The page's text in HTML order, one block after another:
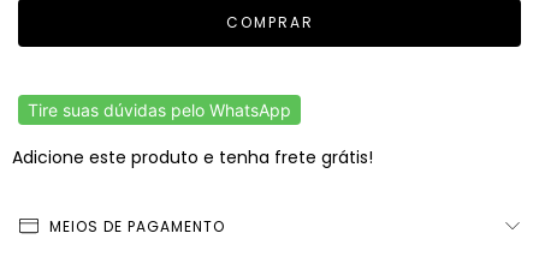
Tire suas dúvidas pelo WhatsApp
Adicione este produto e tenha frete grátis!
MEIOS DE PAGAMENTO